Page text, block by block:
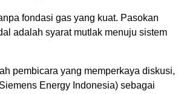
fondasi gas yang kuat. Pasokan
adalah syarat mutlak menuju sistem
pembicara yang memperkaya diskusi,
Energy Indonesia) sebagai